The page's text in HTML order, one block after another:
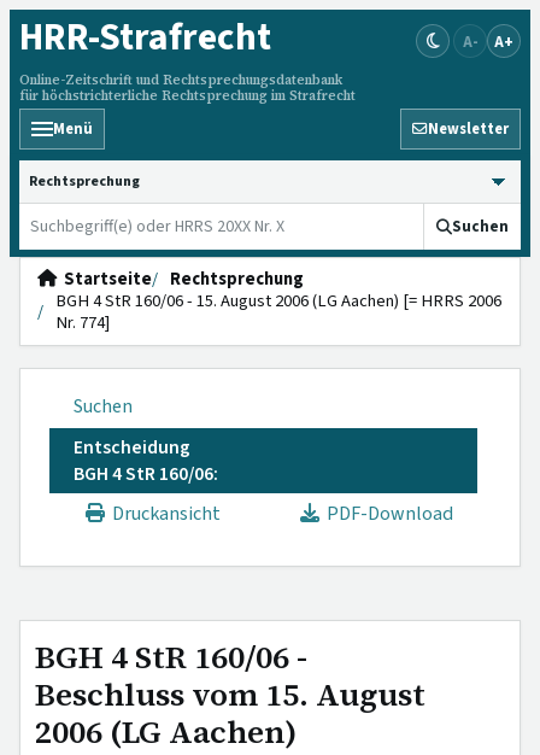
HRR-Strafrecht
Online-Zeitschrift und Rechtsprechungsdatenbank
für höchstrichterliche Rechtsprechung im Strafrecht
A- A+
Menü Newsletter
HRRS durchsuchen
Suchen
Startseite
Rechtsprechung
BGH 4 StR 160/06 - 15. August 2006 (LG Aachen) [= HRRS 2006
Nr. 774]
Suchen
Entscheidung
BGH 4 StR 160/06:
Druckansicht
PDF-Download
BGH 4 StR 160/06 -
Beschluss vom 15. August
2006 (LG Aachen)